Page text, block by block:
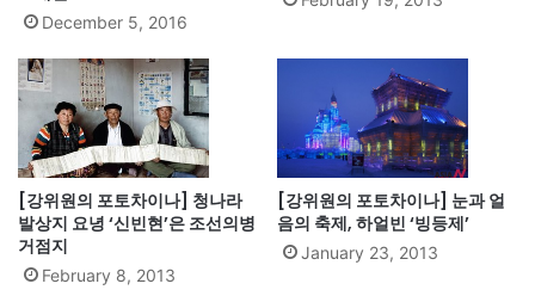
December 5, 2016
[강위원의 포토차이나] 청나라
발상지 요녕 ‘신빈현’은 조선의병
거점지
February 8, 2013
[강위원의 포토차이나] 눈과 얼
음의 축제, 하얼빈 ‘빙등제’
January 23, 2013